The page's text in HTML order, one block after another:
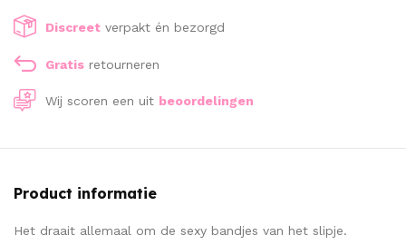
Discreet verpakt én bezorgd
Gratis retourneren
Wij scoren een uit beoordelingen
Product informatie
Het draait allemaal om de sexy bandjes van het slipje.